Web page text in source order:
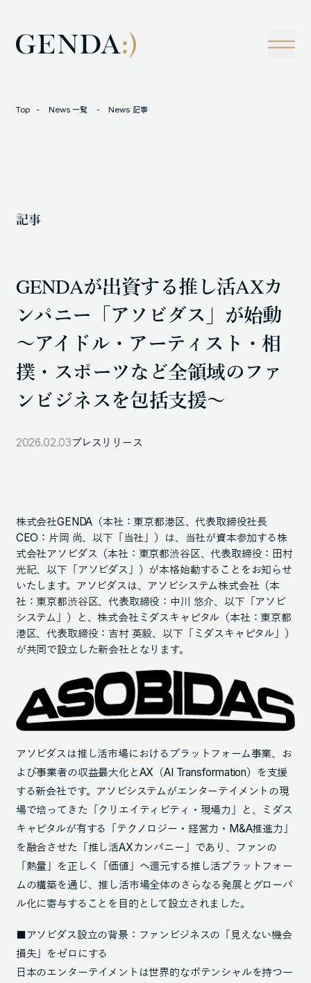
経営理念
インタビュー
トラックレコード
LOCATION
105-7306
LINKS
NOTE (GENDA_JP)
プライバシーポリシー
反社会勢力に対する基本方針
Copyright © GENDA Inc. All Rights Reserved. ENGLISH
Top News 一覧 News 記事
記事
GENDAが出資する推し活AXカ
ンパニー「アソビダス」が始動
～アイドル・アーティスト・相
撲・スポーツなど全領域のファ
ンビジネスを包括支援～
2026.02.03プレスリリース
株式会社GENDA（本社：東京都港区、代表取締役社長
CEO：片岡 尚、以下「当社」）は、当社が資本参加する株
式会社アソビダス（本社：東京都渋谷区、代表取締役：田村
光紀、以下「アソビダス」）が本格始動することをお知らせ
いたします。アソビダスは、アソビシステム株式会社（本
社：東京都渋谷区、代表取締役：中川 悠介、以下「アソビ
システム」）と、株式会社ミダスキャピタル（本社：東京都
港区、代表取締役：吉村 英毅、以下「ミダスキャピタル」）
が共同で設立した新会社となります。
アソビダスは推し活市場におけるプラットフォーム事業、お
よび事業者の収益最大化とAX（AI Transformation）を支援
する新会社です。アソビシステムがエンターテイメントの現
場で培ってきた「クリエイティビティ・現場力」と、ミダス
キャピタルが有する「テクノロジー・経営力・M&A推進力」
を融合させた「推し活AXカンパニー」であり、ファンの
「熱量」を正しく「価値」へ還元する推し活プラットフォー
ムの構築を通じ、推し活市場全体のさらなる発展とグローバ
ル化に寄与することを目的として設立されました。
■アソビダス設立の背景：ファンビジネスの「見えない機会
損失」をゼロにする
日本のエンターテイメントは世界的なポテンシャルを持つ一